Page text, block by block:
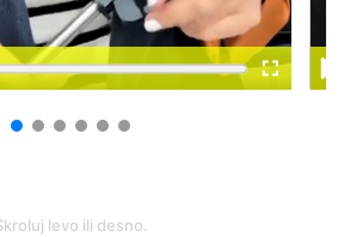
levo ili desno.